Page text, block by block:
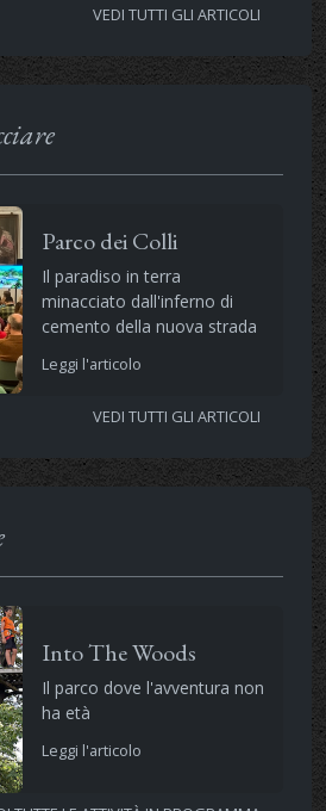
VEDI TUTTI GLI ARTICOLI
Parco dei Colli
Il paradiso in terra
minacciato dall'inferno di
cemento della nuova strada
Leggi l'articolo
VEDI TUTTI GLI ARTICOLI
Into The Woods
Il parco dove l'avventura non
ha età
Leggi l'articolo